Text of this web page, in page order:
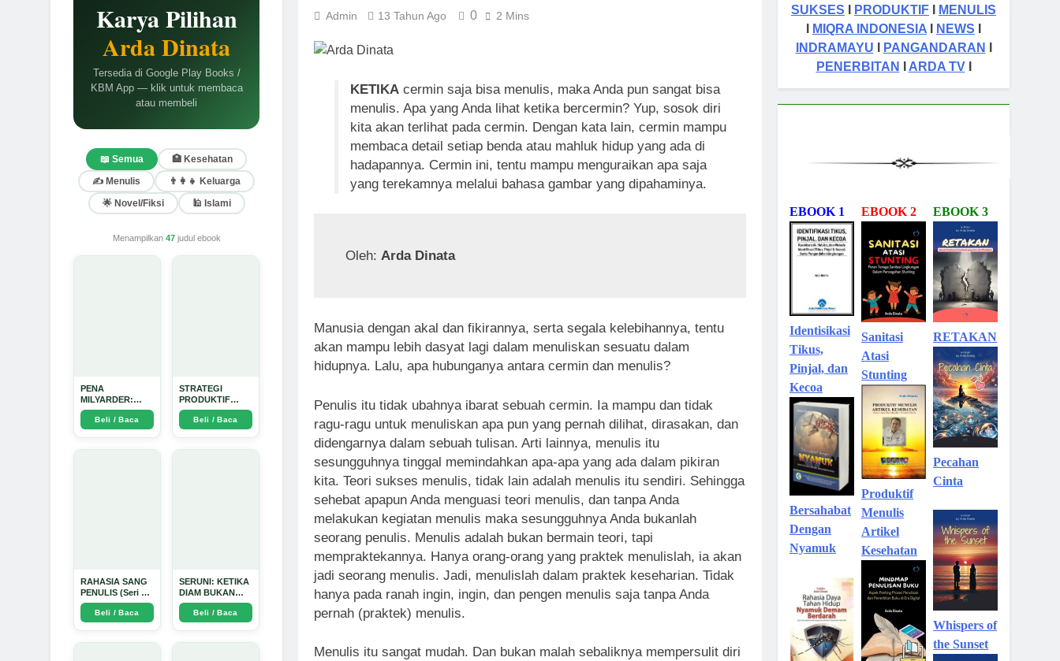
Karya Pilihan
Arda Dinata
Tersedia di Google Play Books /
KBM App — klik untuk membaca
atau membeli
📖 Semua
🏥 Kesehatan
✍️ Menulis
👨‍👩‍👧 Keluarga
🌟 Novel/Fiksi
🕌 Islami
Menampilkan 47judul ebook
PENA
MILYARDER:
Kisah, Rahasia
Sukses, dan
Panduan Menjadi
Beli / Baca
STRATEGI
PRODUKTIF
MENULIS
UPDATE - Arda
Dinata
Beli / Baca
RAHASIA SANG
PENULIS (Seri 1)
- Arda Dinata
Beli / Baca
SERUNI: KETIKA
DIAM BUKAN
LAGI PILIHAN -
Arda Dinata
Beli / Baca
Admin 13 Tahun Ago 0 2 Mins
KETIKAcermin saja bisa menulis, maka Anda pun sangat bisa
menulis. Apa yang Anda lihat ketika bercermin? Yup, sosok diri
kita akan terlihat pada cermin. Dengan kata lain, cermin mampu
membaca detail setiap benda atau mahluk hidup yang ada di
hadapannya. Cermin ini, tentu mampu menguraikan apa saja
yang terekamnya melalui bahasa gambar yang dipahaminya.
Oleh: Arda Dinata
Manusia dengan akal dan fikirannya, serta segala kelebihannya, tentu
akan mampu lebih dasyat lagi dalam menuliskan sesuatu dalam
hidupnya. Lalu, apa hubunganya antara cermin dan menulis?
Penulis itu tidak ubahnya ibarat sebuah cermin. Ia mampu dan tidak
ragu-ragu untuk menuliskan apa pun yang pernah dilihat, dirasakan, dan
didengarnya dalam sebuah tulisan. Arti lainnya, menulis itu
sesungguhnya tinggal memindahkan apa-apa yang ada dalam pikiran
kita. Teori sukses menulis, tidak lain adalah menulis itu sendiri. Sehingga
sehebat apapun Anda menguasi teori menulis, dan tanpa Anda
melakukan kegiatan menulis maka sesungguhnya Anda bukanlah
seorang penulis. Menulis adalah bukan bermain teori, tapi
mempraktekannya. Hanya orang-orang yang praktek menulislah, ia akan
jadi seorang menulis. Jadi, menulislah dalam praktek keseharian. Tidak
hanya pada ranah ingin, ingin, dan pengen menulis saja tanpa Anda
pernah (praktek) menulis.
Menulis itu sangat mudah. Dan bukan malah sebaliknya mempersulit diri
SUKSES
PRODUKTIF
MENULIS
MIQRA INDONESIA NEWS
INDRAMAYU
PANGANDARAN
PENERBITAN
ARDA TVI
EBOOK 1
Identisikasi
Tikus,
Pinjal, dan
Kecoa
Bersahabat
Dengan
Nyamuk
EBOOK 2
Sanitasi
Atasi
Stunting
Produktif
Menulis
Artikel
Kesehatan
EBOOK 3
RETAKAN
Pecahan
Cinta
Whispers of
the Sunset